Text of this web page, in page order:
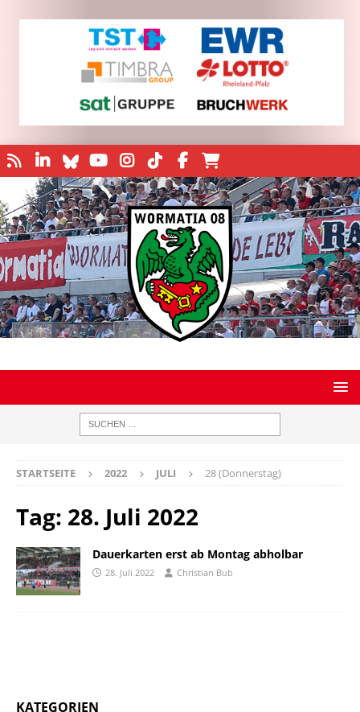
STARTSEITE 2022 JULI 28 (Donnerstag)
Tag: 28. Juli 2022
Dauerkarten erst ab Montag abholbar
28. Juli 2022 Christian Bub
KATEGORIEN